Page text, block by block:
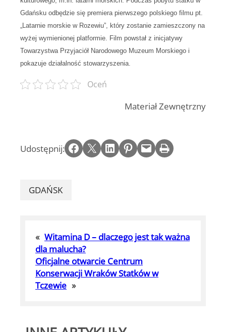
Gdańsku odbędzie się premiera pierwszego polskiego filmu pt.
„Latarnie morskie w Rozewiu”, który zostanie zamieszczony na
wyżej wymienionej platformie. Film powstał z inicjatywy
Towarzystwa Przyjaciół Narodowego Muzeum Morskiego i
pokazuje działalność stowarzyszenia.
Oceń
Materiał Zewnętrzny
Udostępnij: Share on Facebook Email this Page Share on LinkedIn Share on Pinterest Email this Page Print this Page
GDAŃSK
« Witamina D – dlaczego jest tak ważna
dla malucha?
Oficjalne otwarcie Centrum
Konserwacji Wraków Statków w
Tczewie »